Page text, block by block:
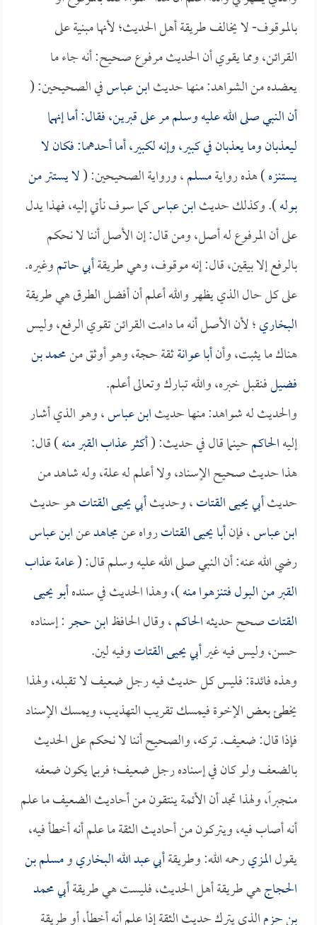
بالموقوف- لا يخالف طريقة أهل الحديث؛ لأنها مبنية على
القرائن، ومما يقوي أن الحديث مرفوع صحيح: أنه جاء ما
يعضده من الشواهد: منها حديثابن عباسفي الصحيحين: (
أن النبي صلى الله عليه وسلم مر على قبرين، فقال: أما إنهما
ليعذبان وما يعذبان في كبير، وإنه لكبير، أما أحدهما: فكان لا
يستنزه) هذه روايةمسلم، ورواية الصحيحين: (لا يستتر من
بوله). وكذلك حديثابن عباسكما سوف نأتي إليه، فهذا يدل
على أن المرفوع له أصل، ومن قال: إن الأصل أننا لا نحكم
بالرفع إلا بيقين، قال: إنه موقوف، وهي طريقةأبي حاتموغيره.
على كل حال الذي يظهر والله أعلم أن أفضل الطرق هي طريقة
البخاري؛ لأن الأصل أنه ما دامت القرائن تقوي الرفع، وليس
هناك ما يثبت، وأنأبا عوانةثقة حجة، وهو أوثق منمحمد بن
فضيلفنقبل خبره، والله تبارك وتعالى أعلم.
والحديث له شواهد: منها حديثابن عباس، وهو الذي أشار
إليهالحاكمحينما قال في حديث: (أكثر عذاب القبر منه) قال:
هذا حديث صحيح الإسناد، ولا أعلم له علة، وله شاهد من
حديثأبي يحيى القتات، وحديثأبي يحيى القتاتهو حديث
ابن عباس، فإنأبا يحيى القتاترواه عنمجاهدعنابن عباس
رضي الله عنه: أن النبي صلى الله عليه وسلم قال: (عامة عذاب
القبر من البول فتنزهوا منه)، وهذا الحديث في سندهأبو يحيى
القتاتصحح حديثهالحاكم، وقال الحافظابن حجر: إسناده
حسن، وليس فيه غيرأبي يحيى القتاتوفيه لين.
وهذه فائدة: فليس كل حديث فيه رجل ضعيف لا تقبله، ولهذا
يخطئ بعض الإخوة فيمسك تقريب التهذيب، ويمسك الإسناد
فإذا قال: ضعيف. تركه، والصحيح أننا لا نحكم على الحديث
بالضعف ولو كان في إسناده رجل ضعيف؛ فربما يكون ضعفه
منجبراً، ولهذا تجد أن الأئمة ينتقون من أحاديث الضعيف ما علم
أنه أصاب فيه، ويتركون من أحاديث الثقة ما علم أنه أخطأ فيه،
يقولالمزيرحمه الله: وطريقةأبي عبد الله البخاريومسلم بن
الحجاجهي طريقة أهل الحديث، فليست هي طريقةأبي محمد